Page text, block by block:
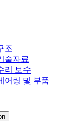
조
술자료
리 보수
어링 및 부품